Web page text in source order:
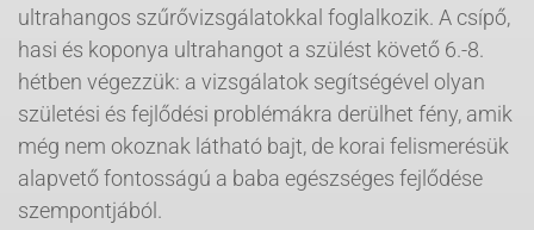
ultrahangos szűrővizsgálatokkal foglalkozik. A csípő,
hasi és koponya ultrahangot a szülést követő 6.-8.
hétben végezzük: a vizsgálatok segítségével olyan
születési és fejlődési problémákra derülhet fény, amik
még nem okoznak látható bajt, de korai felismerésük
alapvető fontosságú a baba egészséges fejlődése
szempontjából.